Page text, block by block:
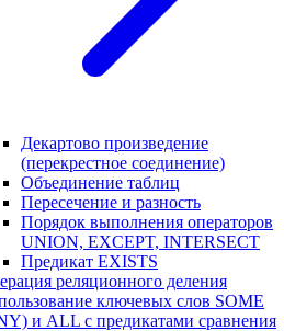
Декартово произведение
(перекрестное соединение)
Объединение таблиц
Пересечение и разность
Порядок выполнения операторов
UNION, EXCEPT, INTERSECT
Предикат EXISTS
реляционного деления
ключевых слов SOME
и ALL с предикатами сравнения